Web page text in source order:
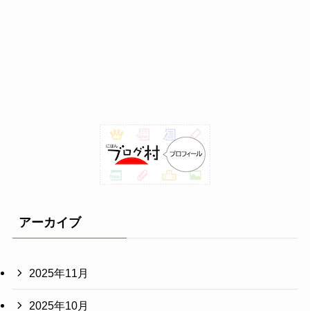
アーカイブ
2025年11月
2025年10月